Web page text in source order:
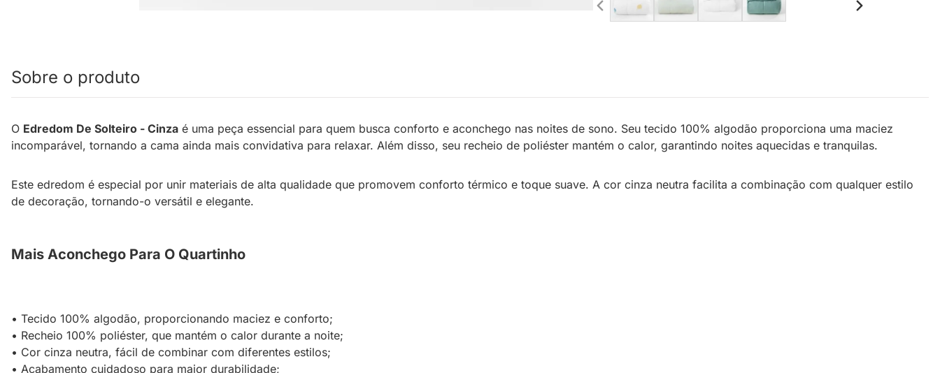
Sobre o produto
O Edredom De Solteiro - Cinza é uma peça essencial para quem busca conforto e aconchego nas noites de sono. Seu tecido 100% algodão proporciona uma maciez
incomparável, tornando a cama ainda mais convidativa para relaxar. Além disso, seu recheio de poliéster mantém o calor, garantindo noites aquecidas e tranquilas.
Este edredom é especial por unir materiais de alta qualidade que promovem conforto térmico e toque suave. A cor cinza neutra facilita a combinação com qualquer estilo
de decoração, tornando-o versátil e elegante.
Mais Aconchego Para O Quartinho
• Tecido 100% algodão, proporcionando maciez e conforto;
• Recheio 100% poliéster, que mantém o calor durante a noite;
• Cor cinza neutra, fácil de combinar com diferentes estilos;
• Acabamento cuidadoso para maior durabilidade;